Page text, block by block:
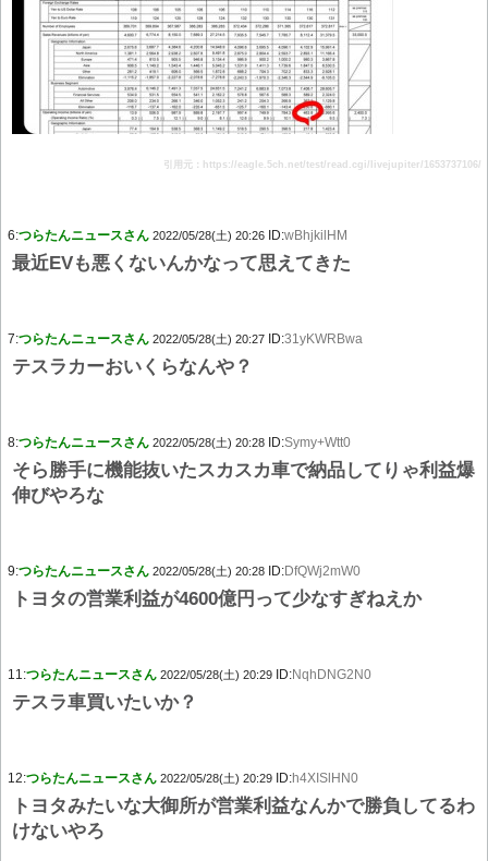
引用元：https://eagle.5ch.net/test/read.cgi/livejupiter/1653737106/
6:つらたんニュースさん 2022/05/28(土) 20:26 ID:wBhjkilHM
最近EVも悪くないんかなって思えてきた
7:つらたんニュースさん 2022/05/28(土) 20:27 ID:31yKWRBwa
テスラカーおいくらなんや？
8:つらたんニュースさん 2022/05/28(土) 20:28 ID:Symy+Wtt0
そら勝手に機能抜いたスカスカ車で納品してりゃ利益爆
伸びやろな
9:つらたんニュースさん 2022/05/28(土) 20:28 ID:DfQWj2mW0
トヨタの営業利益が4600億円って少なすぎねえか
11:つらたんニュースさん 2022/05/28(土) 20:29 ID:NqhDNG2N0
テスラ車買いたいか？
12:つらたんニュースさん 2022/05/28(土) 20:29 ID:h4XISlHN0
トヨタみたいな大御所が営業利益なんかで勝負してるわ
けないやろ